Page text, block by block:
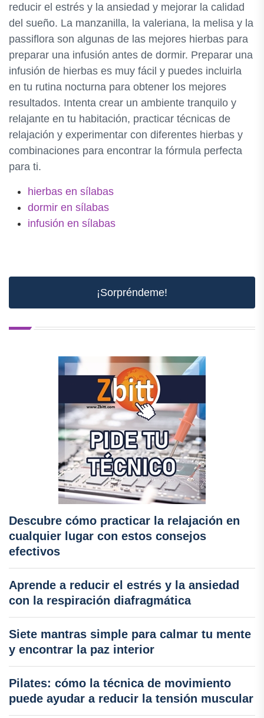
reducir el estrés y la ansiedad y mejorar la calidad
del sueño. La manzanilla, la valeriana, la melisa y la
passiflora son algunas de las mejores hierbas para
preparar una infusión antes de dormir. Preparar una
infusión de hierbas es muy fácil y puedes incluirla
en tu rutina nocturna para obtener los mejores
resultados. Intenta crear un ambiente tranquilo y
relajante en tu habitación, practicar técnicas de
relajación y experimentar con diferentes hierbas y
combinaciones para encontrar la fórmula perfecta
para ti.
hierbas en sílabas
dormir en sílabas
infusión en sílabas
¡Sorpréndeme!
Descubre cómo practicar la relajación en
cualquier lugar con estos consejos
efectivos
Aprende a reducir el estrés y la ansiedad
con la respiración diafragmática
Siete mantras simple para calmar tu mente
y encontrar la paz interior
Pilates: cómo la técnica de movimiento
puede ayudar a reducir la tensión muscular